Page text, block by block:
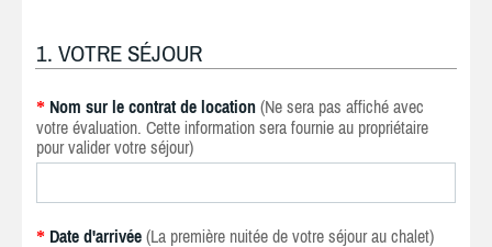
1. VOTRE SÉJOUR
* Nom sur le contrat de location (Ne sera pas affiché avec
votre évaluation. Cette information sera fournie au propriétaire
pour valider votre séjour)
* Date d'arrivée (La première nuitée de votre séjour au chalet)